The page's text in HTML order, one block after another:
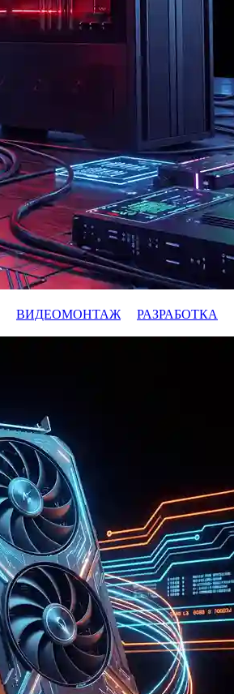
ВИДЕОМОНТАЖ РАЗРАБОТКА